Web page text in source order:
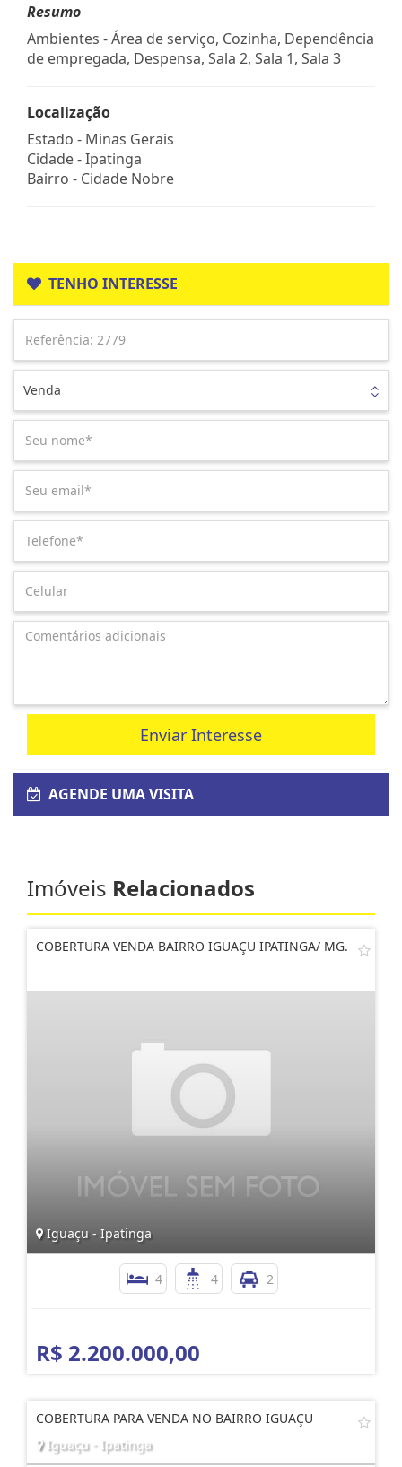
Resumo
Ambientes - Área de serviço, Cozinha, Dependência
de empregada, Despensa, Sala 2, Sala 1, Sala 3
Localização
Estado - Minas Gerais
Cidade -Ipatinga
Bairro - Cidade Nobre
TENHO INTERESSE
Venda
Enviar Interesse
AGENDE UMA VISITA
Imóveis Relacionados
COBERTURA VENDA BAIRRO IGUAÇU IPATINGA/ MG.
Iguaçu - Ipatinga
4 4 2
R$ 2.200.000,00
COBERTURA PARA VENDA NO BAIRRO IGUAÇU
Iguaçu - Ipatinga